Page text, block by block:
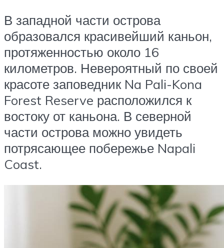
В западной части острова
образовался красивейший каньон,
протяженностью около 16
километров. Невероятный по своей
красоте заповедник Na Pali-Kona
Forest Reserve расположился к
востоку от каньона. В северной
части острова можно увидеть
потрясающее побережье Napali
Coast.